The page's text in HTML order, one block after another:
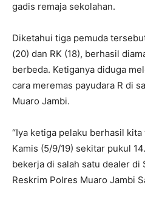
gadis remaja sekolahan.
Diketahui tiga pemuda
(20) dan RK (18), berhasil
berbeda. Ketiganya diduga
cara meremas payudara R di
Muaro Jambi.
“Iya ketiga pelaku berhasil
Kamis (5/9/19) sekitar pukul
bekerja di salah satu dealer di
Reskrim Polres Muaro Jambi